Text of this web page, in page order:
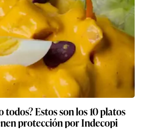
todos? Estos son los 10 platos
protección por Indecopi